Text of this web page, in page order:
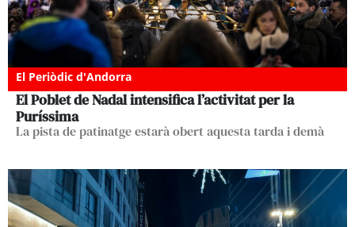
El Periòdic d'Andorra
El Poblet de Nadal intensifica l’activitat per la
Puríssima
La pista de patinatge estarà obert aquesta tarda i demà